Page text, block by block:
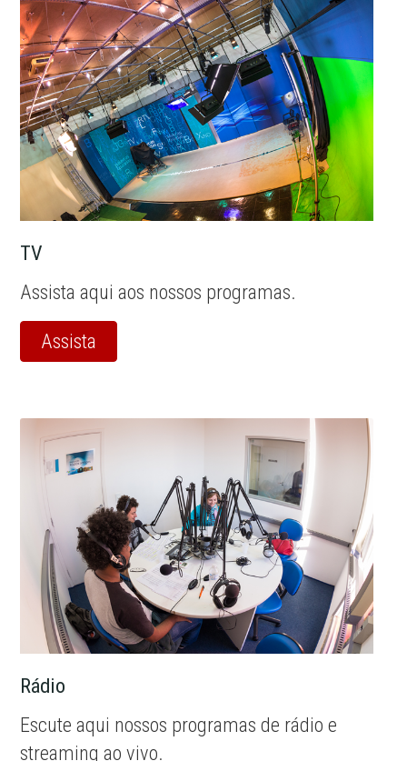
TV
Assista aqui aos nossos programas.
Assista
Rádio
Escute aqui nossos programas de rádio e
streaming ao vivo.